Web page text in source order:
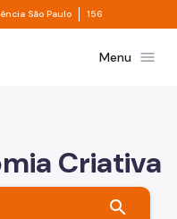
acesso à informação
São Paulo Divisor de
156
PauloMenu menu
Criativa
search